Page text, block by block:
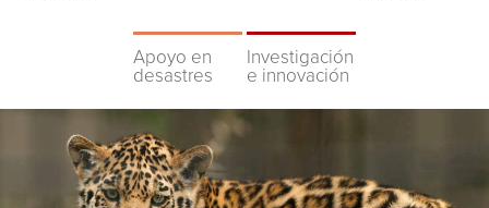
Apoyo en
desastres
Investigación
e innovación